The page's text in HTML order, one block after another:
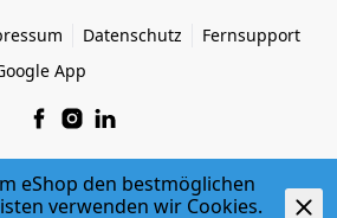
Datenschutz
Fernsupport
App
2026 Egger + Co. AG
eShop den bestmöglichen
verwenden wir Cookies.